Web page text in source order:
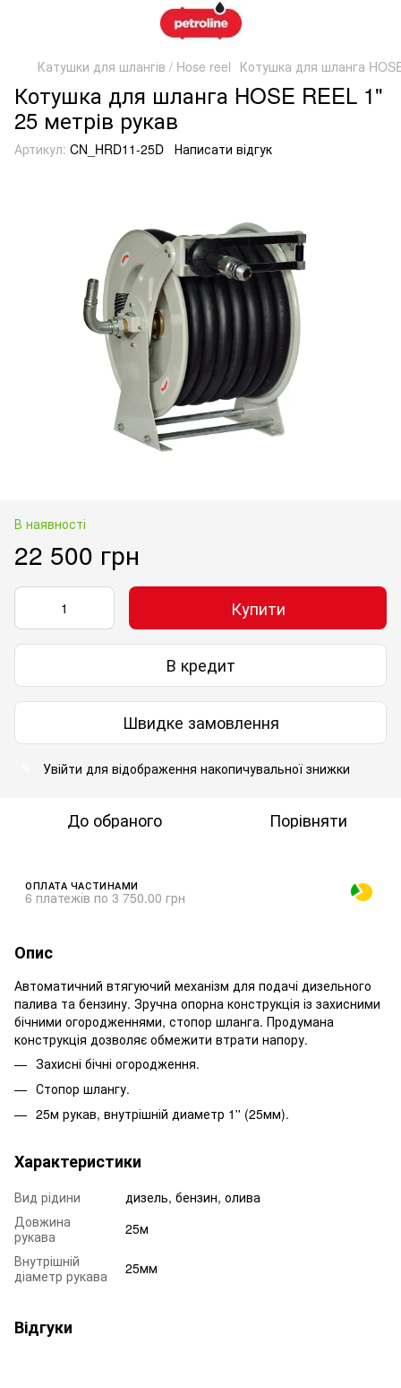
Катушки для шлангів / Hose reel Котушка для шланга
Котушка для шланга HOSE REEL 1"
25 метрів рукав
Артикул: CN_HRD11-25D Написати відгук
В наявності
22 500 грн
Купити
В кредит
Швидке замовлення
Увійти для відображення накопичувальної знижки
До обраного Порівняти
ОПЛАТА ЧАСТИНАМИ
6 платежів по 3 750.00 грн
Опис
Автоматичний втягуючий механізм для подачі дизельного
палива та бензину. Зручна опорна конструкція із захисними
бічними огородженнями, стопор шланга. Продумана
конструкція дозволяє обмежити втрати напору.
Захисні бічні огородження.
Стопор шлангу.
25м рукав, внутрішній диаметр 1'' (25мм).
Характеристики
Вид рідини
дизель, бензин, олива
Довжина
рукава
25м
Внутрішній
діаметр рукава
25мм
Відгуки